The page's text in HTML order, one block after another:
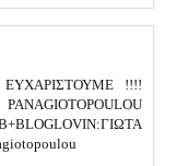
!!!!